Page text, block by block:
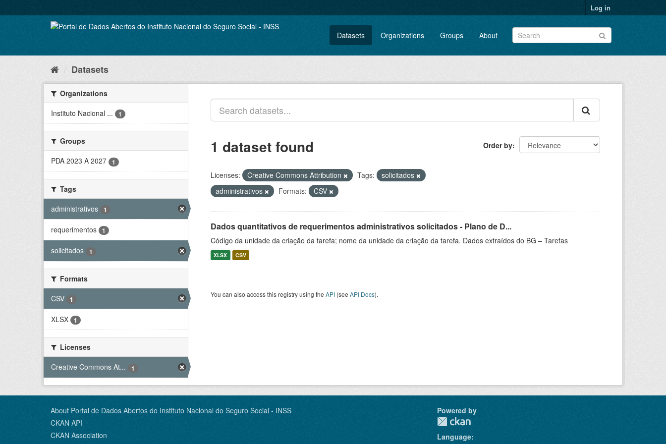
to
Log in
Datasets Organizations Groups About
Datasets
Organizations
Instituto Nacional ...
1
Groups
PDA 2023 A 2027
1
Tags
administrativos
1
requerimentos 1
solicitados 1
Formats
CSV
1
XLSX 1
Licenses
Creative Commons At...
1
Order by
1 dataset found
Licenses: Creative Commons Attribution Tags:
solicitados
administrativos
Formats: CSV
Dados quantitativos de requerimentos administrativos solicitados - Plano de D...
Código da unidade da criação da tarefa; nome da unidade da criação da tarefa. Dados extraídos do BG – Tarefas
XLSX CSV
You can also access this registry using the API (see API Docs).
About Portal de Dados Abertos do Instituto Nacional do Seguro Social - INSS
CKAN API
CKAN Association
Powered by
Language